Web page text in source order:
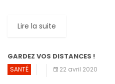
Lire la suite
GARDEZ VOS DISTANCES !
SANTÉ 22 avril 2020